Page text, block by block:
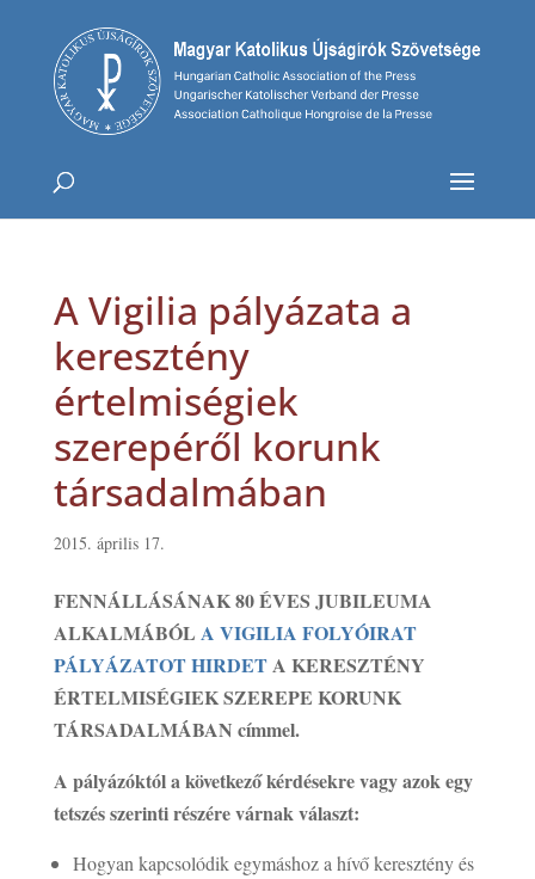
A Vigilia pályázata a
keresztény
értelmiségiek
szerepéről korunk
társadalmában
2015. április 17.
FENNÁLLÁSÁNAK 80 ÉVES JUBILEUMA
ALKALMÁBÓL A VIGILIA FOLYÓIRAT
PÁLYÁZATOT HIRDET A KERESZTÉNY
ÉRTELMISÉGIEK SZEREPE KORUNK
TÁRSADALMÁBAN címmel.
A pályázóktól a következő kérdésekre vagy azok egy
tetszés szerinti részére várnak választ:
Hogyan kapcsolódik egymáshoz a hívő keresztény és